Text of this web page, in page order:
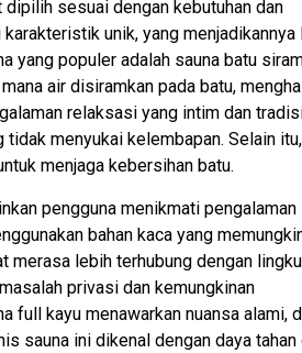
sesuai dengan kebutuhan dan
unik, yang menjadikannya
yang populer adalah sauna batu
air disiramkan pada batu,
relaksasi yang intim dan
menyukai kelembapan. Selain itu,
menjaga kebersihan batu.
pengguna menikmati pengalaman
bahan kaca yang
merasa lebih terhubung dengan
privasi dan kemungkinan
full kayu menawarkan nuansa alami,
sauna ini dikenal dengan daya tahan